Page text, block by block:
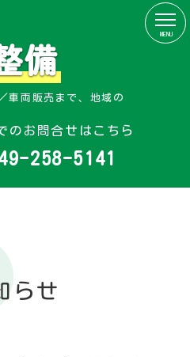
車両販売まで、地域の
のお問合せはこちら
258-5141
MENU
らせ